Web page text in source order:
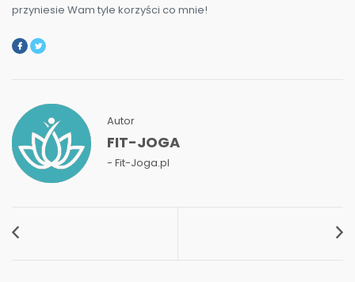
przyniesie Wam tyle korzyści co mnie!
Autor
FIT-JOGA
- Fit-Joga.pl